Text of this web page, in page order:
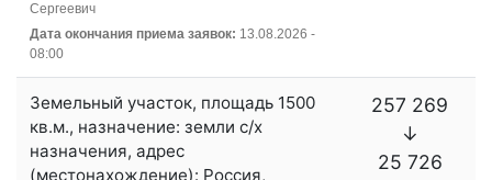
Сергеевич
Дата окончания приема заявок: 13.08.2026 -
08:00
Земельный участок, площадь 1500
кв.м., назначение: земли с/х
назначения, адрес
(местонахождение): Россия,
257 269
↓
25 726